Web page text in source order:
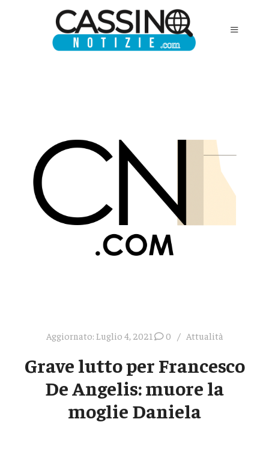
Aggiornato: Luglio 4, 2021 0 Attualità
Grave lutto per Francesco
De Angelis: muore la
moglie Daniela